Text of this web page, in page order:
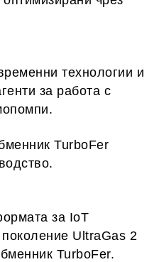
технологии и
за работа с
TurboFer
за IoT
UltraGas 2
TurboFer.